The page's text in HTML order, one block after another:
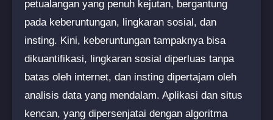
petualangan yang penuh kejutan, bergantung
pada keberuntungan, lingkaran sosial, dan
insting. Kini, keberuntungan tampaknya bisa
dikuantifikasi, lingkaran sosial diperluas tanpa
batas oleh internet, dan insting dipertajam oleh
analisis data yang mendalam. Aplikasi dan situs
kencan, yang dipersenjatai dengan algoritma